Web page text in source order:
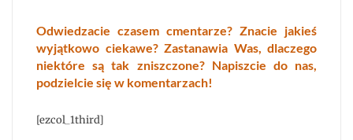
Odwiedzacie czasem cmentarze? Znacie jakieś
wyjątkowo ciekawe? Zastanawia Was, dlaczego
niektóre są tak zniszczone? Napiszcie do nas,
podzielcie się w komentarzach!
[ezcol_1third]